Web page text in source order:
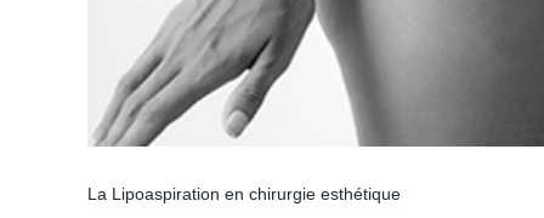
La Lipoaspiration en chirurgie esthétique